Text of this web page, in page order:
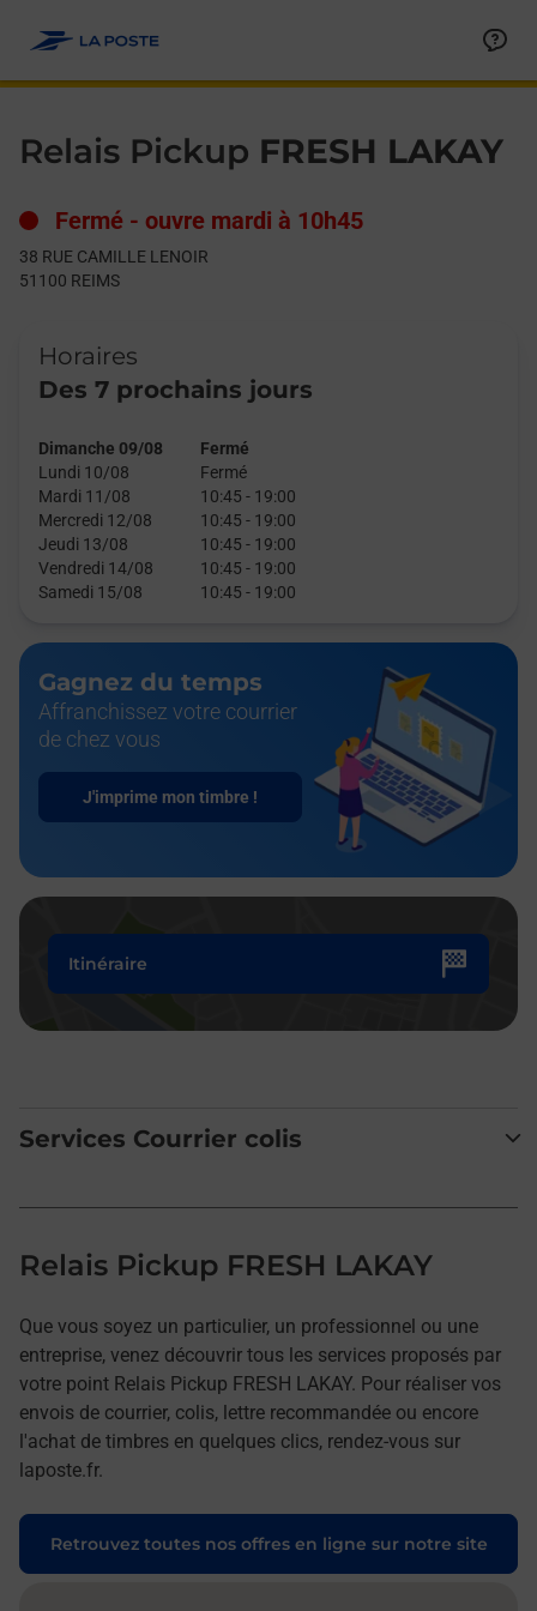
Relais Pickup FRESH LAKAY
Fermé - ouvre mardi à 10h45
38 RUE CAMILLE LENOIR
51100 REIMS
Horaires
Des 7 prochains jours
Dimanche 09/08
Fermé
Lundi 10/08
Fermé
Mardi 11/08
10:45 - 19:00
Mercredi 12/08
10:45 - 19:00
Jeudi 13/08
10:45 - 19:00
Vendredi 14/08
10:45 - 19:00
Samedi 15/08
10:45 - 19:00
Gagnez du temps
Affranchissez votre courrier
de chez vous
J'imprime mon timbre !
Itinéraire
Services Courrier colis
Relais Pickup FRESH LAKAY
Que vous soyez un particulier, un professionnel ou une
entreprise, venez découvrir tous les services proposés par
votre point Relais Pickup FRESH LAKAY. Pour réaliser vos
envois de courrier, colis, lettre recommandée ou encore
l'achat de timbres en quelques clics, rendez-vous sur
laposte.fr.
Retrouvez toutes nos offres en ligne sur notre site